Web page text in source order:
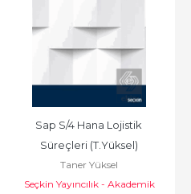
Sap S/4 Hana Lojistik
Süreçleri (T.Yüksel)
Taner Yüksel
Seçkin Yayıncılık - Akademik